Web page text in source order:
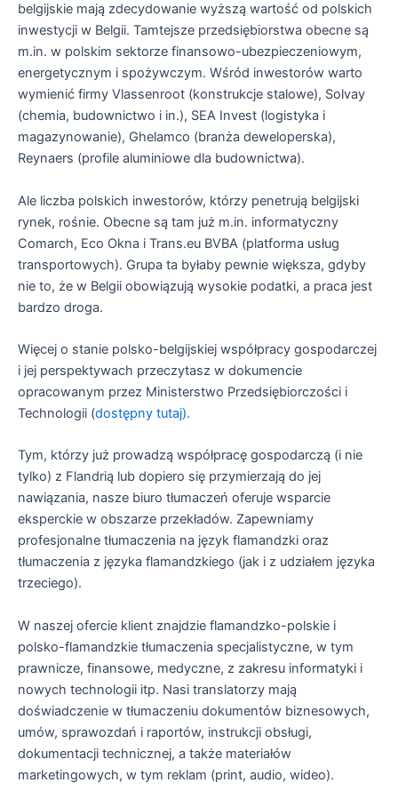
belgijskie mają zdecydowanie wyższą wartość od polskich
inwestycji w Belgii. Tamtejsze przedsiębiorstwa obecne są
m.in. w polskim sektorze finansowo-ubezpieczeniowym,
energetycznym i spożywczym. Wśród inwestorów warto
wymienić firmy Vlassenroot (konstrukcje stalowe), Solvay
(chemia, budownictwo i in.), SEA Invest (logistyka i
magazynowanie), Ghelamco (branża deweloperska),
Reynaers (profile aluminiowe dla budownictwa).
Ale liczba polskich inwestorów, którzy penetrują belgijski
rynek, rośnie. Obecne są tam już m.in. informatyczny
Comarch, Eco Okna i Trans.eu BVBA (platforma usług
transportowych). Grupa ta byłaby pewnie większa, gdyby
nie to, że w Belgii obowiązują wysokie podatki, a praca jest
bardzo droga.
Więcej o stanie polsko-belgijskiej współpracy gospodarczej
i jej perspektywach przeczytasz w dokumencie
opracowanym przez Ministerstwo Przedsiębiorczości i
Technologii (dostępny tutaj).
Tym, którzy już prowadzą współpracę gospodarczą (i nie
tylko) z Flandrią lub dopiero się przymierzają do jej
nawiązania, nasze biuro tłumaczeń oferuje wsparcie
eksperckie w obszarze przekładów. Zapewniamy
profesjonalne tłumaczenia na język flamandzki oraz
tłumaczenia z języka flamandzkiego (jak i z udziałem języka
trzeciego).
W naszej ofercie klient znajdzie flamandzko-polskie i
polsko-flamandzkie tłumaczenia specjalistyczne, w tym
prawnicze, finansowe, medyczne, z zakresu informatyki i
nowych technologii itp. Nasi translatorzy mają
doświadczenie w tłumaczeniu dokumentów biznesowych,
umów, sprawozdań i raportów, instrukcji obsługi,
dokumentacji technicznej, a także materiałów
marketingowych, w tym reklam (print, audio, wideo).